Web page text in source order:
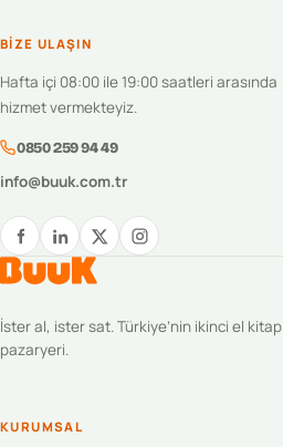
BIZE ULAŞIN
Hafta içi 08:00 ile 19:00 saatleri arasında
hizmet vermekteyiz.
0850 259 94 49
info@buuk.com.tr
İster al, ister sat. Türkiye’nin ikinci el kitap
pazaryeri.
KURUMSAL